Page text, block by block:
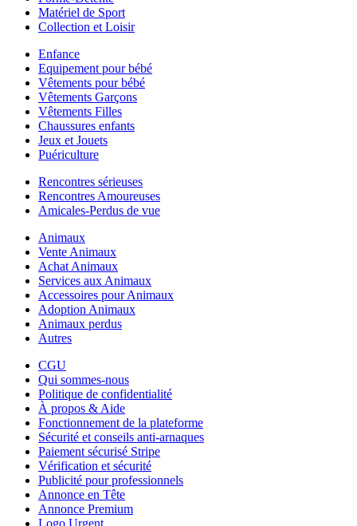
Matériel de Sport
Collection et Loisir
Enfance
Equipement pour bébé
Vêtements pour bébé
Vêtements Garçons
Vêtements Filles
Chaussures enfants
Jeux et Jouets
Puériculture
Rencontres sérieuses
Rencontres Amoureuses
Amicales-Perdus de vue
Animaux
Vente Animaux
Achat Animaux
Services aux Animaux
Accessoires pour Animaux
Adoption Animaux
Animaux perdus
Autres
CGU
Qui sommes-nous
Politique de confidentialité
À propos & Aide
Fonctionnement de la plateforme
Sécurité et conseils anti-arnaques
Paiement sécurisé Stripe
Vérification et sécurité
Publicité pour professionnels
Annonce en Tête
Annonce Premium
Logo Urgent